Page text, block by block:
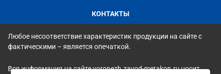
КОНТАКТЫ
Любое несоответствие характеристик продукции на сайте с
фактическими – является опечаткой.
Вся информация на сайте voronezh.zavod-metakon.ru носит